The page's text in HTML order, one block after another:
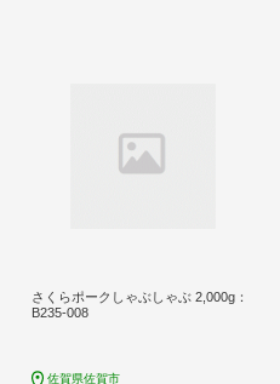
さくらポークしゃぶしゃぶ 2,000g：
B235-008
佐賀県佐賀市